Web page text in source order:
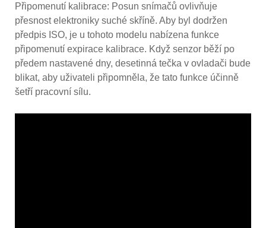
Připomenutí kalibrace: Posun snímačů ovlivňuje
přesnost elektroniky suché skříně. Aby byl dodržen
předpis ISO, je u tohoto modelu nabízena funkce
připomenutí expirace kalibrace. Když senzor běží po
předem nastavené dny, desetinná tečka v ovladači bude
blikat, aby uživateli připomněla, že tato funkce účinně
šetří pracovní sílu.